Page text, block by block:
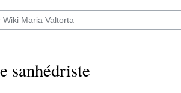
sanhédriste